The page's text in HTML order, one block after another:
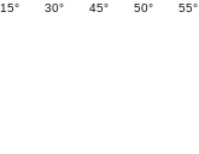
15° 30° 45° 50° 55°